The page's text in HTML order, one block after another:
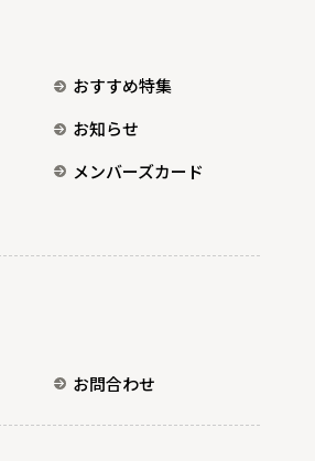
おすすめ特集
お知らせ
メンバーズカード
お問合わせ